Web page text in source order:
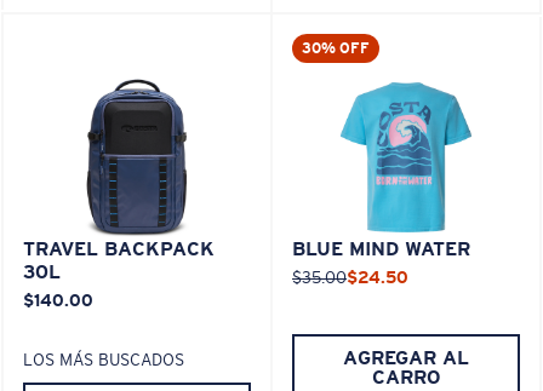
TRAVEL BACKPACK
30L
$140.00
LOS MÁS BUSCADOS
30% OFF
BLUE MIND WATER
$35.00$24.50
AGREGAR AL
CARRO